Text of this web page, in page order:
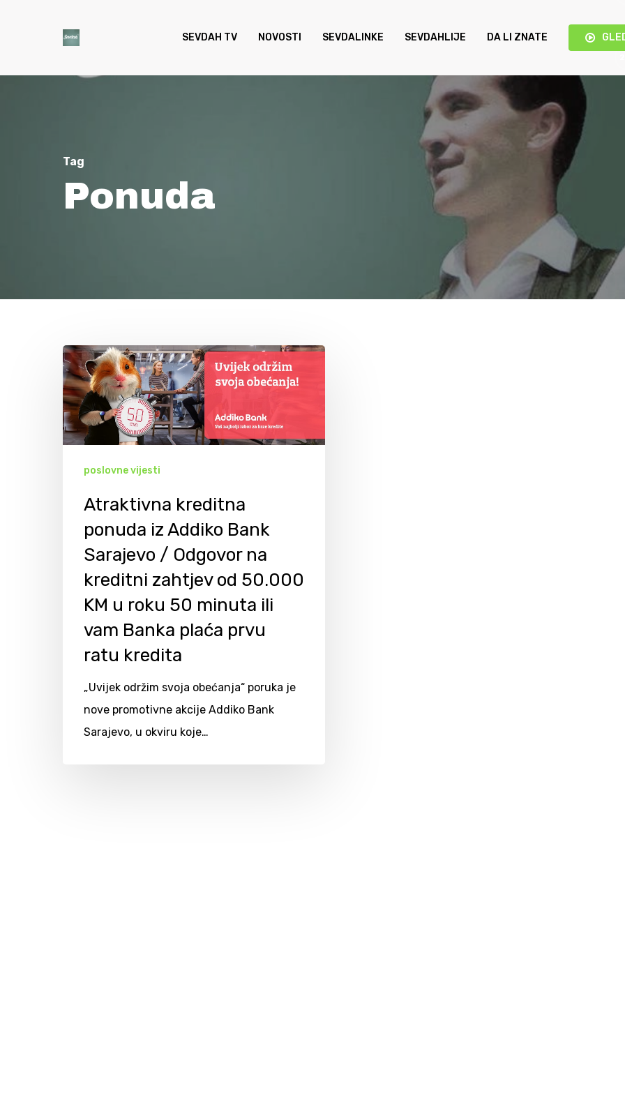
content
Hit enter to search or ESC to close
SEVDAH TV NOVOSTI SEVDALINKE SEVDAHLIJE DA LI ZNATE
Tag
Ponuda
poslovne vijesti
Atraktivna kreditna
ponuda iz Addiko Bank
Sarajevo / Odgovor na
kreditni zahtjev od 50.000
KM u roku 50 minuta ili
vam Banka plaća prvu
ratu kredita
„Uvijek održim svoja obećanja“ poruka je
nove promotivne akcije Addiko Bank
Sarajevo, u okviru koje…